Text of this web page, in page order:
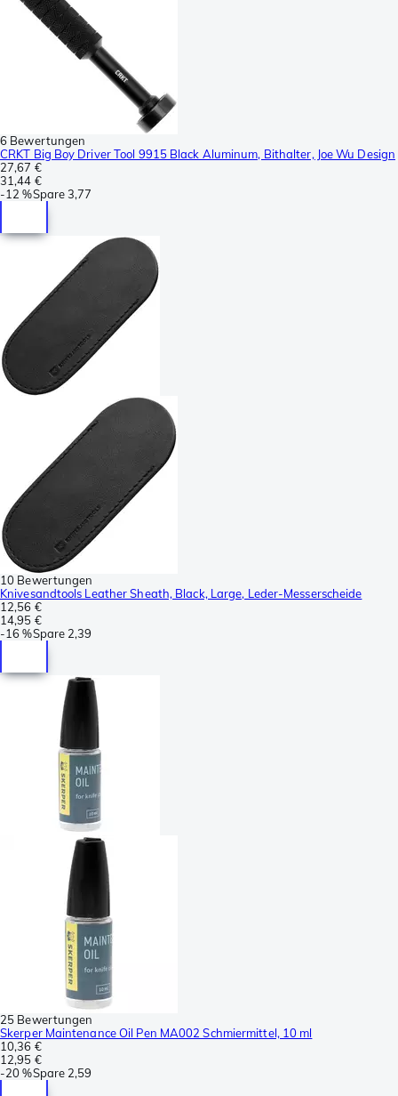
6 Bewertungen
CRKT Big Boy Driver Tool 9915 Black Aluminum, Bithalter, Joe Wu Design
27,67 €
31,44 €
-12 %Spare3,77
10 Bewertungen
Knivesandtools Leather Sheath, Black, Large, Leder-Messerscheide
12,56 €
14,95 €
-16 %Spare 2,39
25 Bewertungen
Skerper Maintenance Oil Pen MA002 Schmiermittel, 10 ml
10,36 €
12,95 €
-20 %Spare 2,59